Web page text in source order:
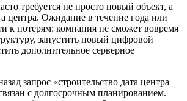
требуется не просто новый объект, а
центра. Ожидание в течение года или
к потерям: компания не сможет вовремя
запустить новый цифровой
дополнительное серверное
запрос «строительство дата центра
с долгосрочным планированием.